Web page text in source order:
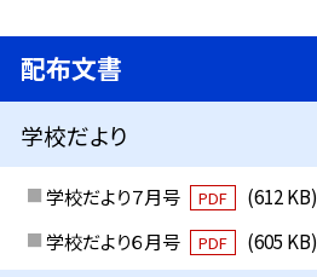
配布文書
学校だより
学校だより７月号 PDF
(612 KB)
学校だより６月号
PDF (605 KB)